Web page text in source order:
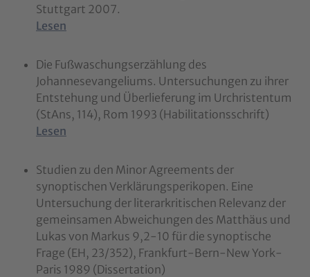
Stuttgart 2007.
Lesen
Die Fußwaschungserzählung des
Johannesevangeliums. Untersuchungen zu ihrer
Entstehung und Überlieferung im Urchristentum
(StAns, 114), Rom 1993 (Habilitationsschrift)
Lesen
Studien zu den Minor Agreements der
synoptischen Verklärungsperikopen. Eine
Untersuchung der literarkritischen Relevanz der
gemeinsamen Abweichungen des Matthäus und
Lukas von Markus 9,2-10 für die synoptische
Frage (EH, 23/352), Frankfurt-Bern-New York-
Paris 1989 (Dissertation)